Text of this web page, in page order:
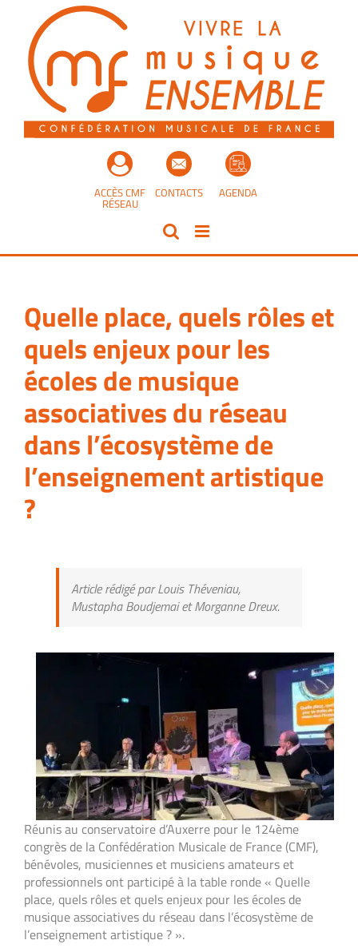
contenu
AGENDA
CONTACTS
ACCÈS CMF
RÉSEAU
Quelle place, quels rôles et
quels enjeux pour les
écoles de musique
associatives du réseau
dans l’écosystème de
l’enseignement artistique
?
Article rédigé par Louis Théveniau,
Mustapha Boudjemai et Morganne Dreux.
Réunis au conservatoire d’Auxerre pour le 124ème
congrès de la Confédération Musicale de France (CMF),
bénévoles, musiciennes et musiciens amateurs et
professionnels ont participé à la table ronde « Quelle
place, quels rôles et quels enjeux pour les écoles de
musique associatives du réseau dans l’écosystème de
l’enseignement artistique ? ».